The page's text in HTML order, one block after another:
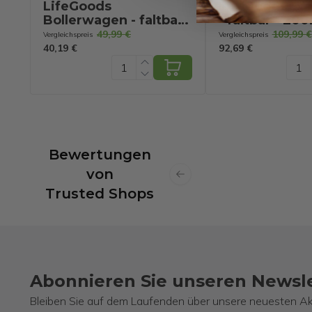
LifeGoods
Bollerwagen - faltbar -
drehbare Räder -
70kg Tragfähigkeit -
Vergleichspreis 49,99 €
40,19 €
LifeGoods
- faltbar -
100KG
Grau
Vergleichspreis 109,99 €
92,69 €
Bewertungen
von
Trusted Shops
Previous slide
Abonnieren Sie unseren
Bleiben Sie auf dem Laufenden über unsere neuesten